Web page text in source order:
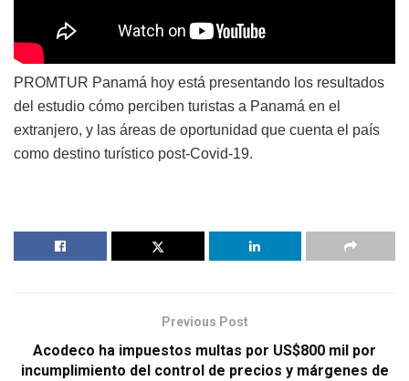
PROMTUR Panamá hoy está presentando los resultados
del estudio cómo perciben turistas a Panamá en el
extranjero, y las áreas de oportunidad que cuenta el país
como destino turístico post-Covid-19.
Previous Post
Acodeco ha impuestos multas por US$800 mil por
incumplimiento del control de precios y márgenes de